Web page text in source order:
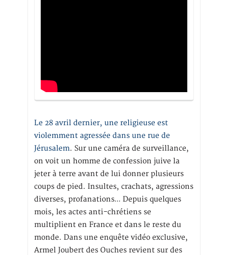
Le 28 avril dernier, une religieuse est
violemment agressée dans une rue de
Jérusalem. Sur une caméra de surveillance,
on voit un homme de confession juive la
jeter à terre avant de lui donner plusieurs
coups de pied. Insultes, crachats, agressions
diverses, profanations… Depuis quelques
mois, les actes anti-chrétiens se
multiplient en France et dans le reste du
monde. Dans une enquête vidéo exclusive,
Armel Joubert des Ouches revient sur des